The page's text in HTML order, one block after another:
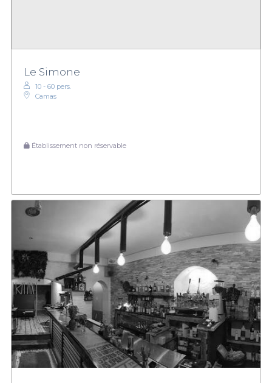
Le Simone
10 - 60 pers.
Camas
Établissement non réservable